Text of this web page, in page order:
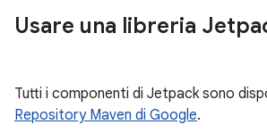
Usare una libreria
Tutti i componenti di Jetpack sono
Repository Maven di Google.